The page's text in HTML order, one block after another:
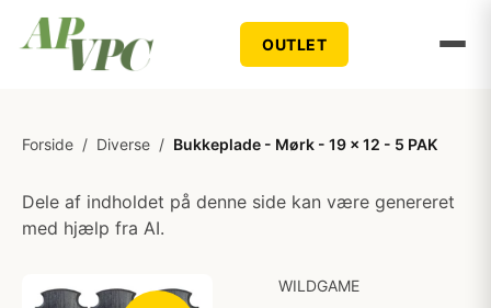
OUTLET
Forside / Diverse / Bukkeplade - Mørk - 19 x 12 - 5 PAK
Dele af indholdet på denne side kan være genereret
med hjælp fra AI.
WILDGAME